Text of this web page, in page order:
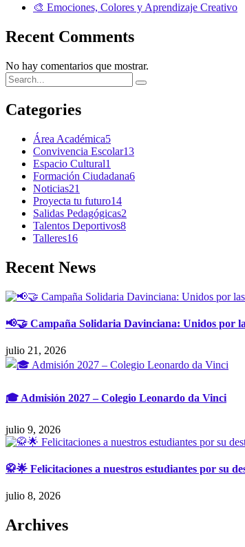
🎨 Emociones, Colores y Aprendizaje Creativo
Recent Comments
No hay comentarios que mostrar.
Categories
Área Académica5
Convivencia Escolar13
Espacio Cultural1
Formación Ciudadana6
Noticias21
Proyecta tu futuro14
Salidas Pedagógicas2
Talentos Deportivos8
Talleres16
Recent News
📢🤝 Campaña Solidaria Davinciana: Unidos por
julio 21, 2026
🎓 Admisión 2027 – Colegio Leonardo da Vinci
julio 9, 2026
🥋🌟 Felicitaciones a nuestros estudiantes por su
julio 8, 2026
Archives